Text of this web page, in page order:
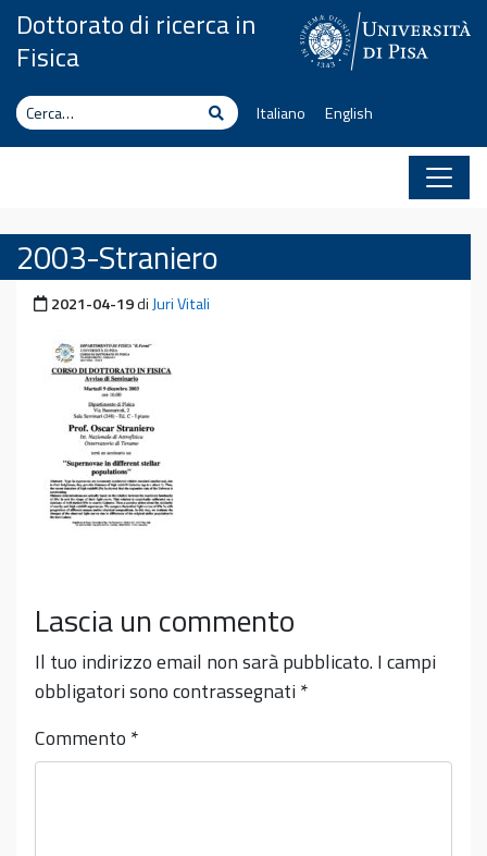
Vai al contenuto
Dottorato di ricerca in
Fisica
Cerca CercaItaliano English
2003-Straniero
Pubblicato il
2021-04-19diJuri Vitali
Lascia un commento
Il tuo indirizzo email non sarà pubblicato.I campi
obbligatori sono contrassegnati*
Commento *